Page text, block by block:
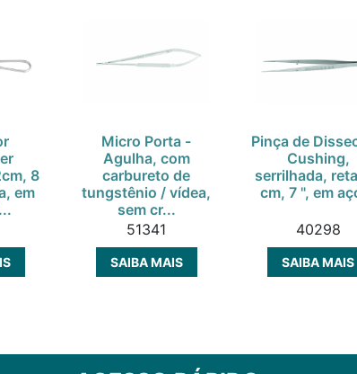
8
em
Micro Porta -
Agulha, com
carbureto de
tungstênio / vídea,
sem cr...
51341
SAIBA MAIS
Pinça de
Cushing,
serrilhada,
cm, 7 ", em
40298
SAIBA MAIS